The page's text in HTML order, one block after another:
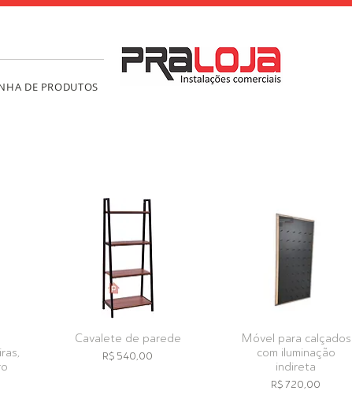
DE PRODUTOS
Cavalete de parede
Preço
R$ 540,00
Móvel para calçados
com iluminação
indireta
Preço
R$ 720,00